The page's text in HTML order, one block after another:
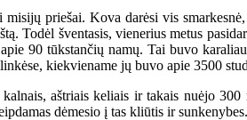
priešai. Kova darėsi vis
Todėl šventasis, vienerius metus
90 tūkstančių namų. Tai buvo
kiekviename jų buvo apie 3500
aštriais keliais ir takais nuėjo
dėmesio į tas kliūtis ir sunkenybes.